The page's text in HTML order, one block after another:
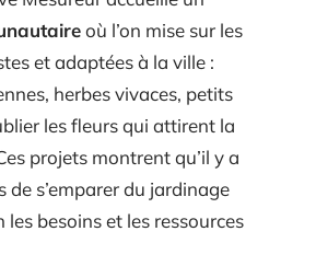
où l’on mise sur les
et adaptées à la ville :
herbes vivaces, petits
les fleurs qui attirent la
projets montrent qu’il y a
de s’emparer du jardinage
les besoins et les ressources